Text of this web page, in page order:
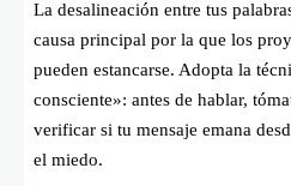
La desalineación entre tus
causa principal por la que los
pueden estancarse. Adopta la
consciente»: antes de hablar,
verificar si tu mensaje emana
el miedo.